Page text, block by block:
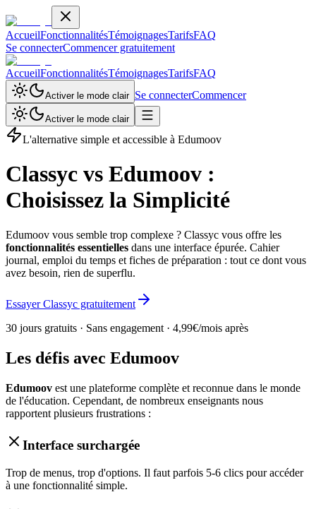
AccueilFonctionnalitésTémoignagesTarifsFAQ
Se connecterCommencer gratuitement
AccueilFonctionnalitésTémoignagesTarifsFAQ
Activer le mode clair Se connecterCommencer
Activer le mode clair
L'alternative simple et accessible à Edumoov
Classyc vs Edumoov :
Choisissez la Simplicité
Edumoov vous semble trop complexe ? Classyc vous offre les
fonctionnalités essentielles dans une interface épurée. Cahier
journal, emploi du temps et fiches de préparation : tout ce dont vous
avez besoin, rien de superflu.
Essayer Classyc gratuitement
30 jours gratuits · Sans engagement · 4,99€/mois après
Les défis avec Edumoov
Edumoov est une plateforme complète et reconnue dans le monde
de l'éducation. Cependant, de nombreux enseignants nous
rapportent plusieurs frustrations :
Interface surchargée
Trop de menus, trop d'options. Il faut parfois 5-6 clics pour accéder
à une fonctionnalité simple.